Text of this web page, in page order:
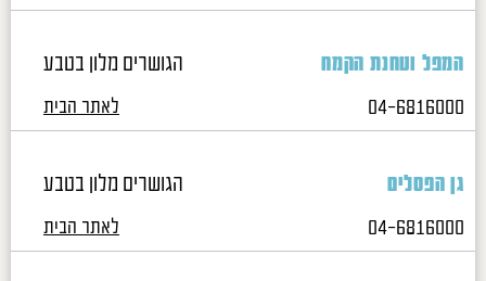
המפל וטחנת הקמח
הגושרים מלון בטבע
04-6816000
לאתר הבית
גן הפסלים
הגושרים מלון בטבע
04-6816000
לאתר הבית